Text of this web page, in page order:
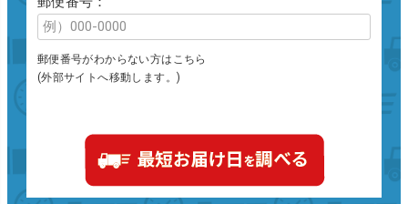
郵便番号がわからない方はこちら
(外部サイトへ移動します。)